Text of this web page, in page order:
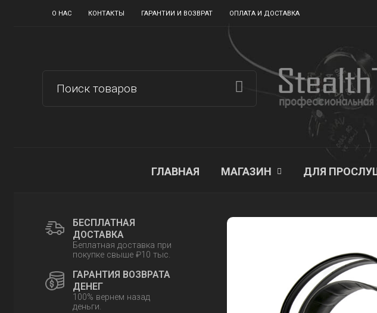
О НАС КОНТАКТЫ ГАРАНТИИ И ВОЗВРАТ ОПЛАТА И ДОСТАВКА
ГЛАВНАЯ МАГАЗИН ДЛЯ
БЕСПЛАТНАЯ
ДОСТАВКА
Беплатная доставка при
покупке свыше ₽10 тыс.
ГАРАНТИЯ ВОЗВРАТА
ДЕНЕГ
100% вернем назад
деньги.